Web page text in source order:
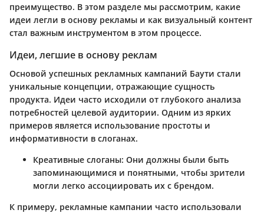
преимущество. В этом разделе мы рассмотрим, какие
идеи легли в основу рекламы и как визуальный контент
стал важным инструментом в этом процессе.
Идеи, легшие в основу реклам
Основой успешных рекламных кампаний Баути стали
уникальные концепции, отражающие сущность
продукта. Идеи часто исходили от глубокого анализа
потребностей целевой аудитории. Одним из ярких
примеров является использование простоты и
информативности в слоганах.
Креативные слоганы: Они должны были быть
запоминающимися и понятными, чтобы зрители
могли легко ассоциировать их с брендом.
К примеру, рекламные кампании часто использовали